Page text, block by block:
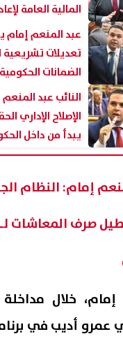
المالية العامة
تعريف الدين العام
عبد المنعم إمام
تعديلات تشريعية
الضمانات
البرلمان وتعزيز
الدين العام
النائب عبد
الإصلاح الإداري
يبدأ من داخل
إمام: النظام
خلال
عمرو أديب في